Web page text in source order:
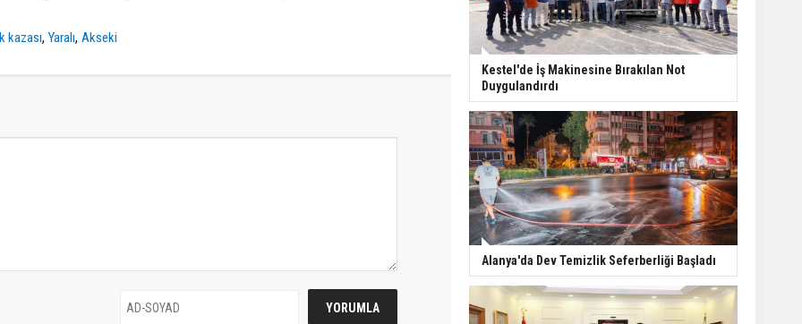
kazası,Yaralı,Akseki
Kestel'de İş Makinesine Bırakılan Not
Duygulandırdı
Alanya'da Dev Temizlik Seferberliği Başladı